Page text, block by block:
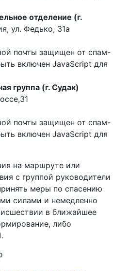
отделение (г.
ул. Федько, 31а
почты защищен от спам-
включен JavaScript для
группа (г. Судак)
почты защищен от спам-
включен JavaScript для
на маршруте или
с группой руководители
меры по спасению
силами и немедленно
в ближайшее
либо
.